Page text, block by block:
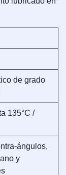
de grado
135°C /
ángulos,
y